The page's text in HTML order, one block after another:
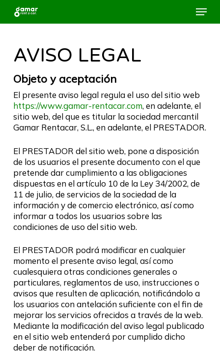
contenido
Menú
AVISO LEGAL
Objeto y aceptación
El presente aviso legal regula el uso del sitio web
https://www.gamar-rentacar.com, en adelante, el
sitio web, del que es titular la sociedad mercantil
Gamar Rentacar, S.L., en adelante, el PRESTADOR.
El PRESTADOR del sitio web, pone a disposición
de los usuarios el presente documento con el que
pretende dar cumplimiento a las obligaciones
dispuestas en el artículo 10 de la Ley 34/2002, de
11 de julio, de servicios de la sociedad de la
información y de comercio electrónico, así como
informar a todos los usuarios sobre las
condiciones de uso del sitio web.
El PRESTADOR podrá modificar en cualquier
momento el presente aviso legal, así como
cualesquiera otras condiciones generales o
particulares, reglamentos de uso, instrucciones o
avisos que resulten de aplicación, notificándolo a
los usuarios con antelación suficiente con el fin de
mejorar los servicios ofrecidos a través de la web.
Mediante la modificación del aviso legal publicado
en el sitio web entenderá por cumplido dicho
deber de notificación.